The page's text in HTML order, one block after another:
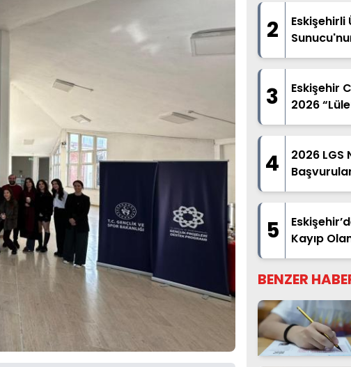
2
Eskişehirli
3
Eskişehir
2026
4
2026 LGS
5
Kayıp
Arama
BENZER